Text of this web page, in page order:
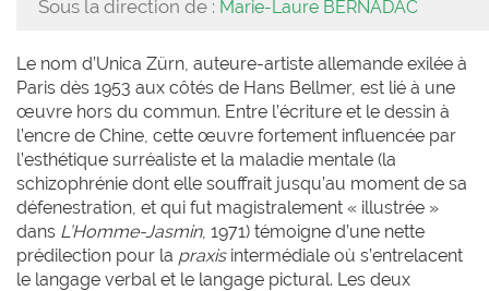
Sous la direction de : Marie-Laure BERNADAC
Le nom d’Unica Zürn, auteure-artiste allemande exilée à
Paris dès 1953 aux côtés de Hans Bellmer, est lié à une
œuvre hors du commun. Entre l’écriture et le dessin à
l’encre de Chine, cette œuvre fortement influencée par
l’esthétique surréaliste et la maladie mentale (la
schizophrénie dont elle souffrait jusqu’au moment de sa
défenestration, et qui fut magistralement « illustrée »
dans L’Homme-Jasmin, 1971) témoigne d’une nette
prédilection pour la praxisintermédiale où s’entrelacent
le langage verbal et le langage pictural. Les deux